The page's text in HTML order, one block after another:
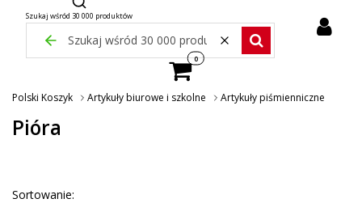
Szukaj wśród 30 000 produktów
Zamknij wyszukiwarkę WyczyśćSzukaj wśród 30 000
Produkty w koszyku: 0. Zobacz
Polski Koszyk Artykuły biurowe i szkolne Artykuły piśmienniczne
Pióra
Sortowanie: